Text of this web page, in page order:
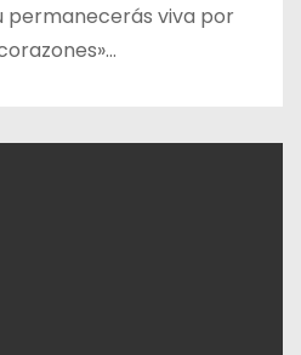
permanecerás viva por